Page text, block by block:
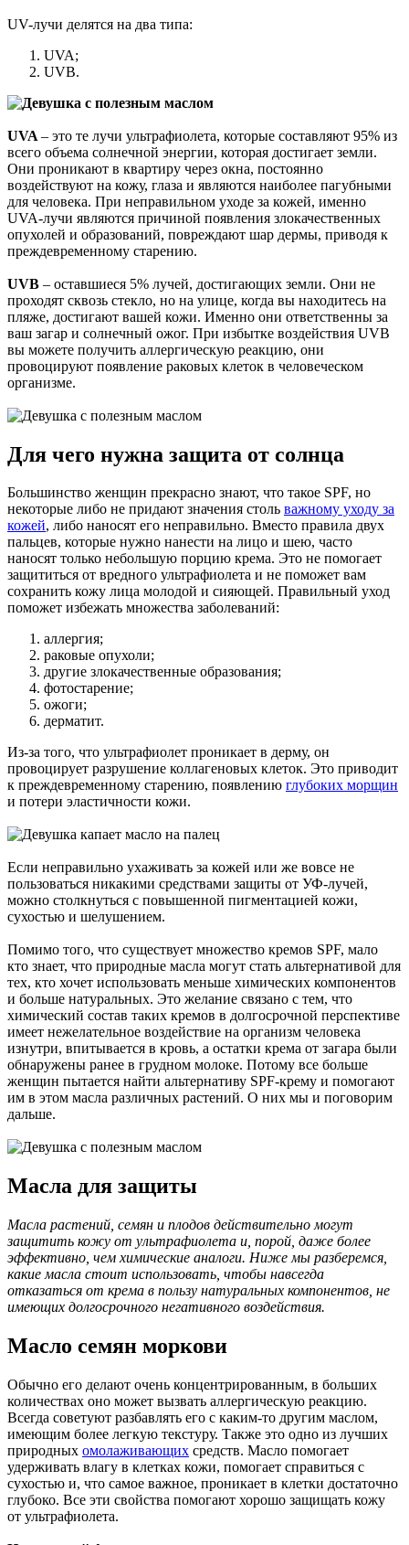
UV-лучи делятся на два типа:
UVA;
UVB.
UVA – это те лучи ультрафиолета, которые составляют 95% из
всего объема солнечной энергии, которая достигает земли.
Они проникают в квартиру через окна, постоянно
воздействуют на кожу, глаза и являются наиболее пагубными
для человека. При неправильном уходе за кожей, именно
UVA-лучи являются причиной появления злокачественных
опухолей и образований, повреждают шар дермы, приводя к
преждевременному старению.
UVB – оставшиеся 5% лучей, достигающих земли. Они не
проходят сквозь стекло, но на улице, когда вы находитесь на
пляже, достигают вашей кожи. Именно они ответственны за
ваш загар и солнечный ожог. При избытке воздействия UVB
вы можете получить аллергическую реакцию, они
провоцируют появление раковых клеток в человеческом
организме.
Для чего нужна защита от солнца
Большинство женщин прекрасно знают, что такое SPF, но
некоторые либо не придают значения столь важному уходу за
кожей, либо наносят его неправильно. Вместо правила двух
пальцев, которые нужно нанести на лицо и шею, часто
наносят только небольшую порцию крема. Это не помогает
защититься от вредного ультрафиолета и не поможет вам
сохранить кожу лица молодой и сияющей. Правильный уход
поможет избежать множества заболеваний:
аллергия;
раковые опухоли;
другие злокачественные образования;
фотостарение;
ожоги;
дерматит.
Из-за того, что ультрафиолет проникает в дерму, он
провоцирует разрушение коллагеновых клеток. Это приводит
к преждевременному старению, появлению глубоких морщин
и потери эластичности кожи.
Если неправильно ухаживать за кожей или же вовсе не
пользоваться никакими средствами защиты от УФ-лучей,
можно столкнуться с повышенной пигментацией кожи,
сухостью и шелушением.
Помимо того, что существует множество кремов SPF, мало
кто знает, что природные масла могут стать альтернативой для
тех, кто хочет использовать меньше химических компонентов
и больше натуральных. Это желание связано с тем, что
химический состав таких кремов в долгосрочной перспективе
имеет нежелательное воздействие на организм человека
изнутри, впитывается в кровь, а остатки крема от загара были
обнаружены ранее в грудном молоке. Потому все больше
женщин пытается найти альтернативу SPF-крему и помогают
им в этом масла различных растений. О них мы и поговорим
дальше.
Масла для защиты
Масла растений, семян и плодов действительно могут
защитить кожу от ультрафиолета и, порой, даже более
эффективно, чем химические аналоги. Ниже мы разберемся,
какие масла стоит использовать, чтобы навсегда
отказаться от крема в пользу натуральных компонентов, не
имеющих долгосрочного негативного воздействия.
Масло семян моркови
Обычно его делают очень концентрированным, в больших
количествах оно может вызвать аллергическую реакцию.
Всегда советуют разбавлять его с каким-то другим маслом,
имеющим более легкую текстуру. Также это одно из лучших
природных омолаживающих средств. Масло помогает
удерживать влагу в клетках кожи, помогает справиться с
сухостью и, что самое важное, проникает в клетки достаточно
глубоко. Все эти свойства помогают хорошо защищать кожу
от ультрафиолета.